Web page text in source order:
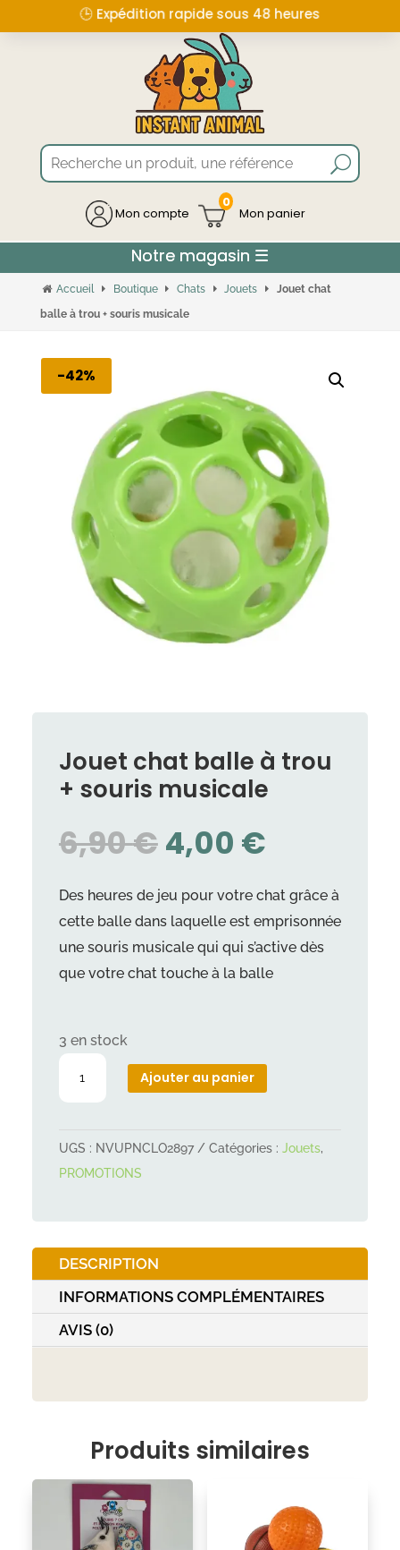
🕒 Expédition rapide sous 48 heures
Mon compte
0
Accueil Boutique Chats Jouets
Jouet chat
balle à trou + souris musicale
-42%
Jouet chat balle à trou
+ souris musicale
6,90€LE
PRIX
INITIAL
ÉTAIT :
6,90 €.
4,00 €LE
ACTUEL
EST :
4,00 €.
Des heures de jeu pour votre chat grâce à
cette balle dans laquelle est emprisonnée
une souris musicale qui qui s’active dès
que votre chat touche à la balle
3 en stock
chat
balle
souris
musicale
Ajouter au panier
UGS : NVUPNCLO2897 Catégories : Jouets,
PROMOTIONS
DESCRIPTION
INFORMATIONS COMPLÉMENTAIRES
AVIS (0)
Produits similaires